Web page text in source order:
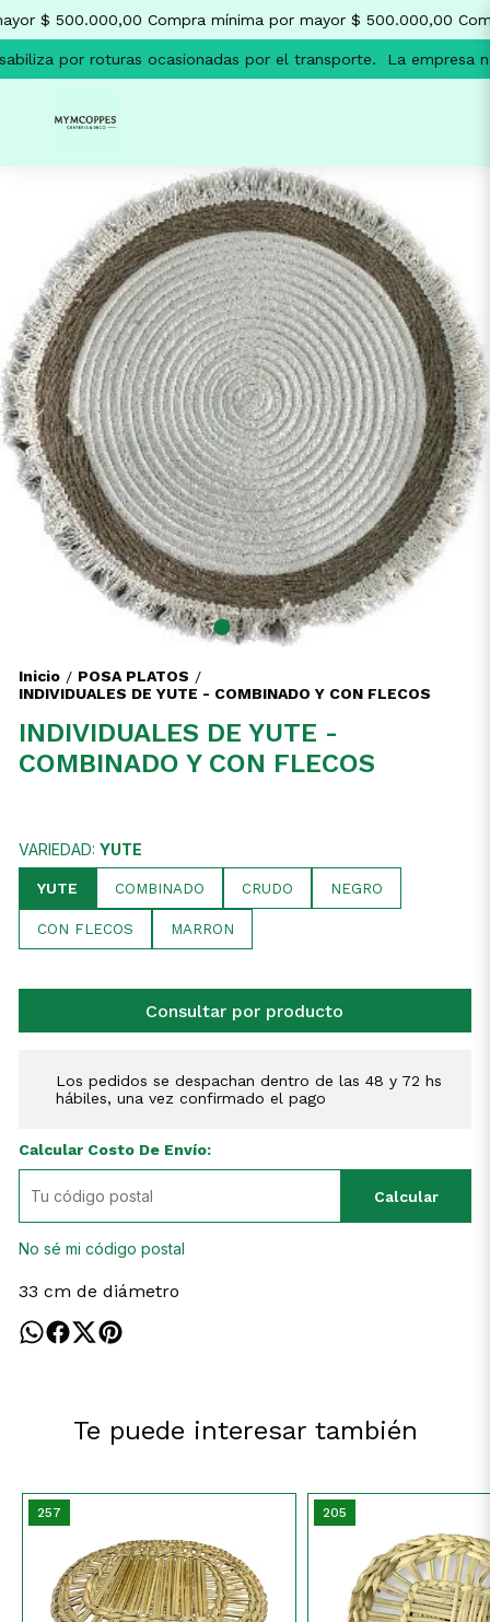
$ 500.000,00 Compra mínima por mayor $ 500.000,00
por roturas ocasionadas por el transporte. La empresa
Inicio / POSA PLATOS /
INDIVIDUALES DE YUTE - COMBINADO Y CON FLECOS
INDIVIDUALES DE YUTE -
COMBINADO Y CON FLECOS
VARIEDAD: YUTE
YUTE COMBINADO CRUDO NEGRO
CON FLECOS MARRON
Consultar por producto
Los pedidos se despachan dentro de las 48 y 72 hs
hábiles, una vez confirmado el pago
Calcular Costo De Envío:
Calcular
No sé mi código postal
33 cm de diámetro
Te puede interesar también
257 205